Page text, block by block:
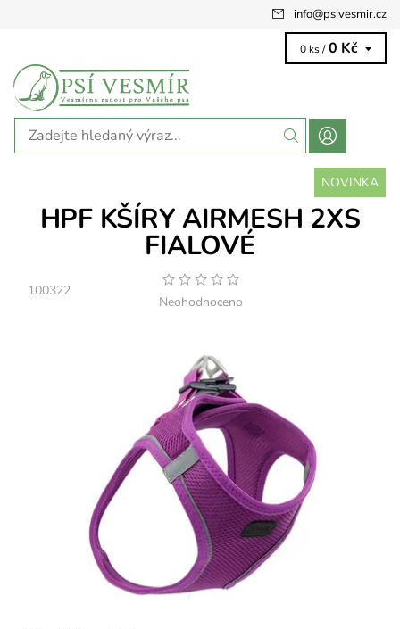
info@psivesmir.cz
0 ks / 0 Kč
NOVINKA
HPF KŠÍRY AIRMESH 2XS
FIALOVÉ
100322
Neohodnoceno